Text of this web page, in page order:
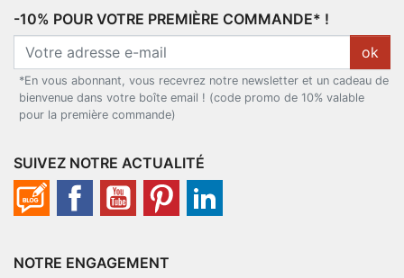
-10% POUR VOTRE PREMIÈRE COMMANDE* !
ok
*En vous abonnant, vous recevrez notre newsletter et un cadeau de
bienvenue dans votre boîte email ! (code promo de 10% valable
pour la première commande)
SUIVEZ NOTRE ACTUALITÉ
NOTRE ENGAGEMENT